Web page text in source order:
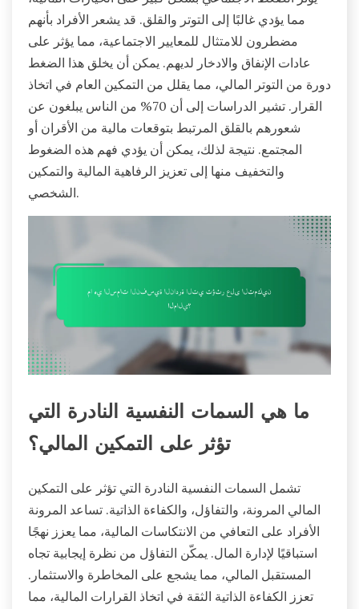
مما يؤدي غالبًا إلى التوتر والقلق. قد يشعر الأفراد بأنهم
مضطرون للامتثال للمعايير الاجتماعية، مما يؤثر على
عادات الإنفاق والادخار لديهم. يمكن أن يخلق هذا الضغط
دورة من التوتر المالي، مما يقلل من التمكين العام في اتخاذ
القرار. تشير الدراسات إلى أن 70% من الناس يبلغون عن
شعورهم بالقلق المرتبط بتوقعات مالية من الأقران أو
المجتمع. نتيجة لذلك، يمكن أن يؤدي فهم هذه الضغوط
والتخفيف منها إلى تعزيز الرفاهية المالية والتمكين
الشخصي.
ما هي السمات النفسية النادرة التي
تؤثر على التمكين المالي؟
تشمل السمات النفسية النادرة التي تؤثر على التمكين
المالي المرونة، والتفاؤل، والكفاءة الذاتية. تساعد المرونة
الأفراد على التعافي من الانتكاسات المالية، مما يعزز نهجًا
استباقيًا لإدارة المال. يمكّن التفاؤل من نظرة إيجابية تجاه
المستقبل المالي، مما يشجع على المخاطرة والاستثمار.
تعزز الكفاءة الذاتية الثقة في اتخاذ القرارات المالية، مما